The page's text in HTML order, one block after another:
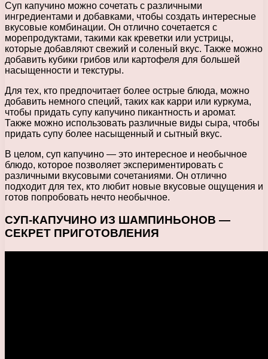
Суп капучино можно сочетать с различными
ингредиентами и добавками, чтобы создать интересные
вкусовые комбинации. Он отлично сочетается с
морепродуктами, такими как креветки или устрицы,
которые добавляют свежий и соленый вкус. Также можно
добавить кубики грибов или картофеля для большей
насыщенности и текстуры.
Для тех, кто предпочитает более острые блюда, можно
добавить немного специй, таких как карри или куркума,
чтобы придать супу капучино пикантность и аромат.
Также можно использовать различные виды сыра, чтобы
придать супу более насыщенный и сытный вкус.
В целом, суп капучино — это интересное и необычное
блюдо, которое позволяет экспериментировать с
различными вкусовыми сочетаниями. Он отлично
подходит для тех, кто любит новые вкусовые ощущения и
готов попробовать нечто необычное.
СУП-КАПУЧИНО ИЗ ШАМПИНЬОНОВ —
СЕКРЕТ ПРИГОТОВЛЕНИЯ